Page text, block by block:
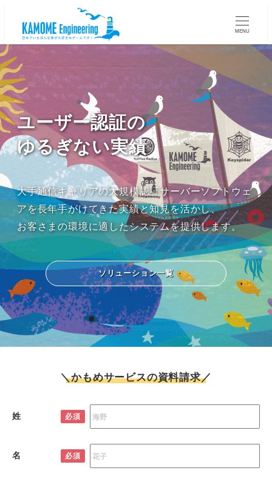
MENU
ユーザー認証の
ゆるぎない実績
大手通信キャリアの大規模認証サーバーソフトウェ
アを長年手がけてきた実績と知見を活かし、
お客さまの環境に適したシステムを提供します。
ソリューション一覧
＼かもめサービスの資料請求／
姓 必須
名 必須